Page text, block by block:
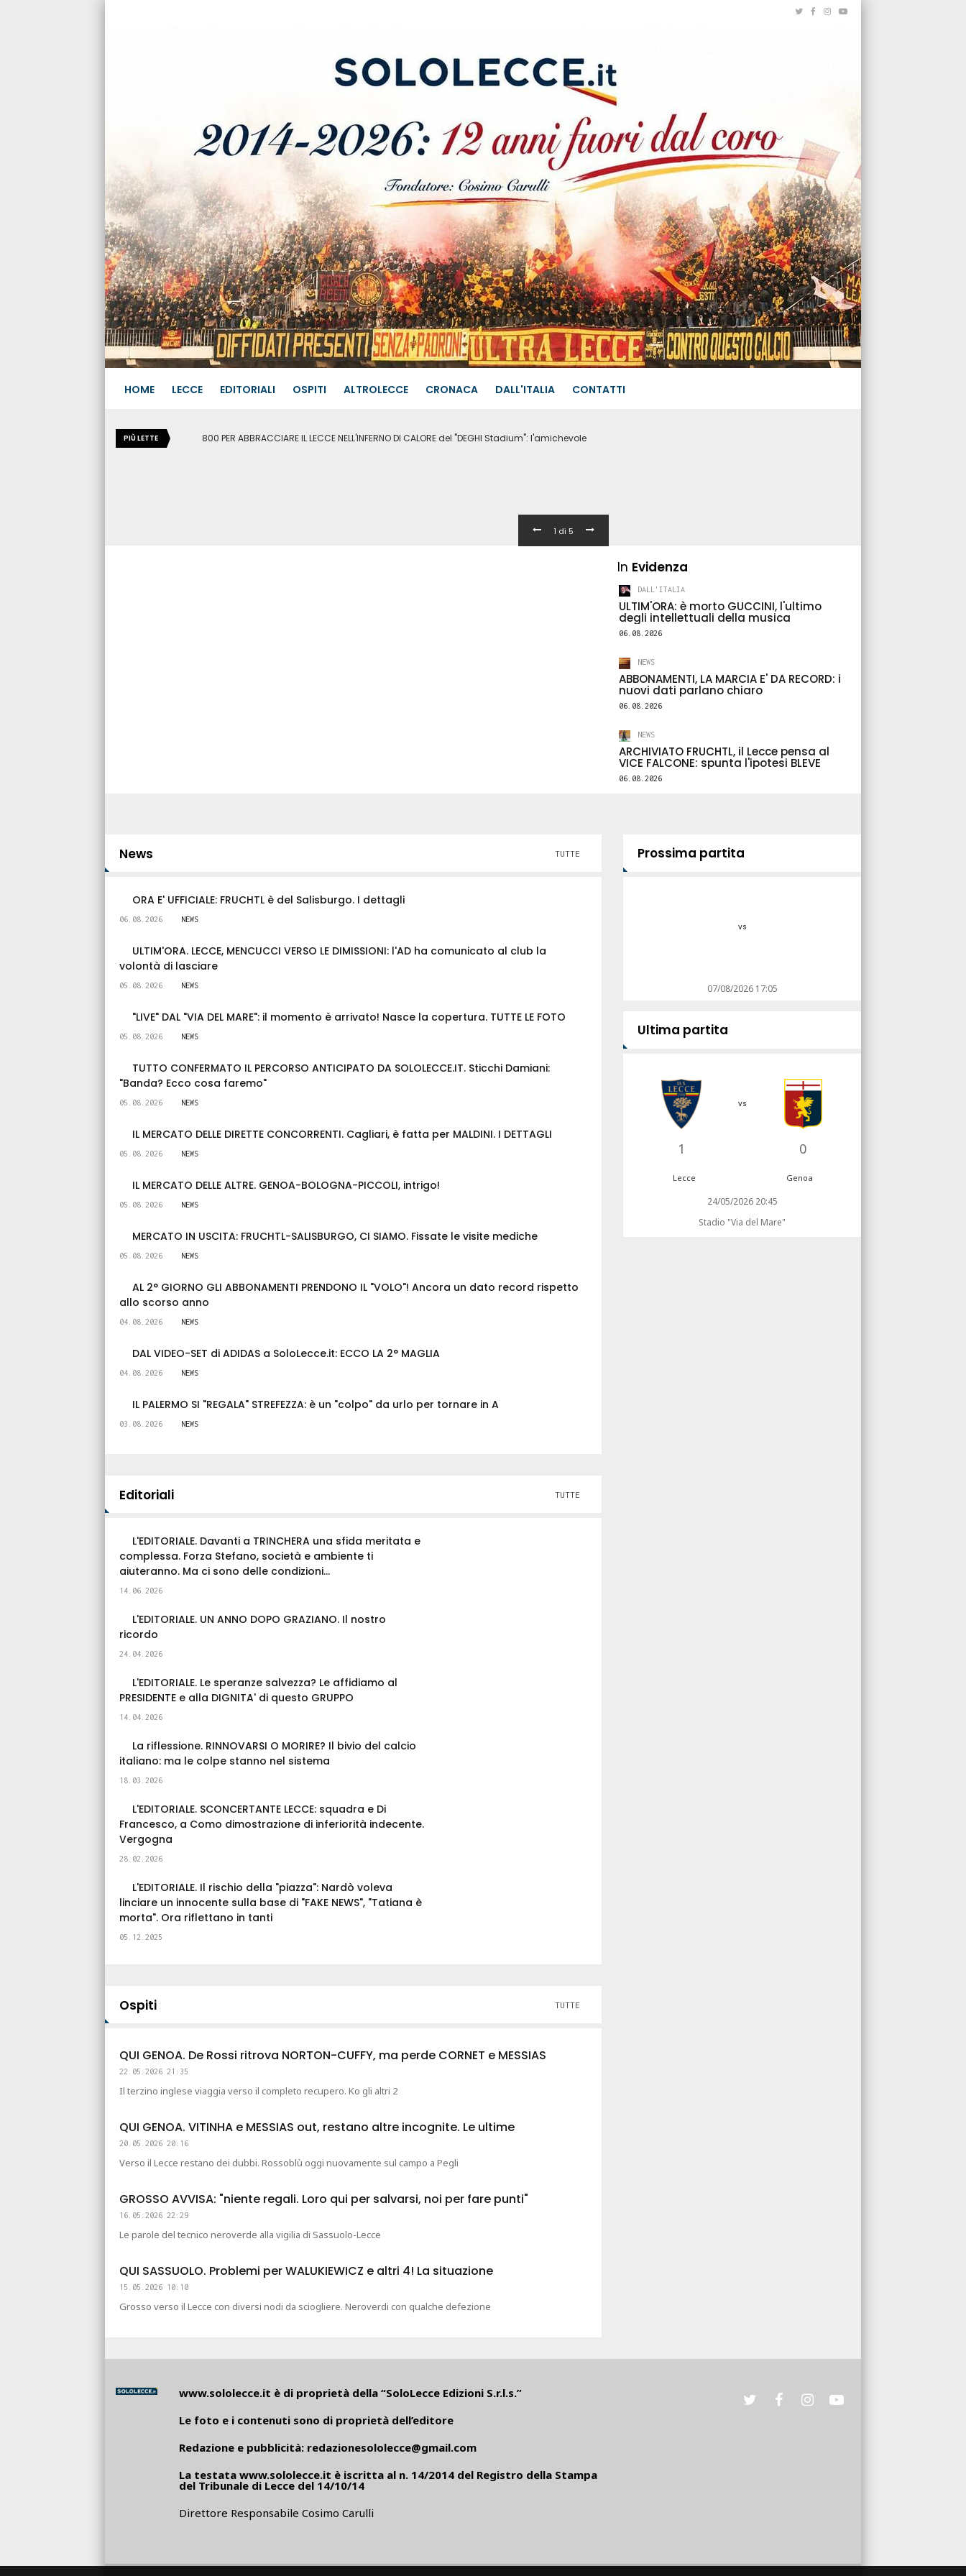
HOME LECCE EDITORIALI OSPITI ALTROLECCE CRONACA DALL'ITALIA CONTATTI
PIÙ LETTE 800 PER ABBRACCIARE IL LECCE NELL'INFERNO DI CALORE del "DEGHI Stadium": l'amichevole
CRONACA
2 di 5
In Evidenza
DALL'ITALIA
ULTIM'ORA: è morto GUCCINI, l'ultimo
degli intellettuali della musica
06.08.2026
NEWS
ABBONAMENTI, LA MARCIA E' DA RECORD: i
nuovi dati parlano chiaro
06.08.2026
NEWS
ARCHIVIATO FRUCHTL, il Lecce pensa al
VICE FALCONE: spunta l'ipotesi BLEVE
06.08.2026
NEWS
MENCUCCI SI DIMETTE PURE VIA
solo via PEC: e il Lecce non
ufficializza per dare il segnale
della sorpresa
News TUTTE
ORA E' UFFICIALE: FRUCHTL è del Salisburgo. I dettagli
06.08.2026 NEWS
ULTIM'ORA. LECCE, MENCUCCI VERSO LE DIMISSIONI: l'AD ha comunicato al club la
volontà di lasciare
05.08.2026 NEWS
"LIVE" DAL "VIA DEL MARE": il momento è arrivato! Nasce la copertura. TUTTE LE FOTO
05.08.2026 NEWS
TUTTO CONFERMATO IL PERCORSO ANTICIPATO DA SOLOLECCE.IT. Sticchi Damiani:
"Banda? Ecco cosa faremo"
05.08.2026 NEWS
IL MERCATO DELLE DIRETTE CONCORRENTI. Cagliari, è fatta per MALDINI. I DETTAGLI
05.08.2026 NEWS
IL MERCATO DELLE ALTRE. GENOA-BOLOGNA-PICCOLI, intrigo!
05.08.2026 NEWS
MERCATO IN USCITA: FRUCHTL-SALISBURGO, CI SIAMO. Fissate le visite mediche
05.08.2026 NEWS
AL 2° GIORNO GLI ABBONAMENTI PRENDONO IL "VOLO"! Ancora un dato record rispetto
allo scorso anno
04.08.2026 NEWS
DAL VIDEO-SET di ADIDAS a SoloLecce.it: ECCO LA 2° MAGLIA
04.08.2026 NEWS
IL PALERMO SI "REGALA" STREFEZZA: è un "colpo" da urlo per tornare in A
03.08.2026 NEWS
Editoriali TUTTE
L'EDITORIALE. Davanti a TRINCHERA una sfida meritata e
complessa. Forza Stefano, società e ambiente ti
aiuteranno. Ma ci sono delle condizioni...
14.06.2026
L'EDITORIALE. UN ANNO DOPO GRAZIANO. Il nostro
ricordo
24.04.2026
L'EDITORIALE. Le speranze salvezza? Le affidiamo al
PRESIDENTE e alla DIGNITA' di questo GRUPPO
14.04.2026
La riflessione. RINNOVARSI O MORIRE? Il bivio del calcio
italiano: ma le colpe stanno nel sistema
18.03.2026
L'EDITORIALE. SCONCERTANTE LECCE: squadra e Di
Francesco, a Como dimostrazione di inferiorità indecente.
Vergogna
28.02.2026
L'EDITORIALE. Il rischio della "piazza": Nardò voleva
linciare un innocente sulla base di "FAKE NEWS", "Tatiana è
morta". Ora riflettano in tanti
05.12.2025
Ospiti TUTTE
QUI GENOA. De Rossi ritrova NORTON-CUFFY, ma perde CORNET e MESSIAS
22.05.2026 21:35
Il terzino inglese viaggia verso il completo recupero. Ko gli altri 2
QUI GENOA. VITINHA e MESSIAS out, restano altre incognite. Le ultime
20.05.2026 20:16
Verso il Lecce restano dei dubbi. Rossoblù oggi nuovamente sul campo a Pegli
GROSSO AVVISA: "niente regali. Loro qui per salvarsi, noi per fare punti"
16.05.2026 22:29
Le parole del tecnico neroverde alla vigilia di Sassuolo-Lecce
QUI SASSUOLO. Problemi per WALUKIEWICZ e altri 4! La situazione
15.05.2026 10:10
Grosso verso il Lecce con diversi nodi da sciogliere. Neroverdi con qualche defezione
Prossima partita
vs
07/08/2026 17:05
Ultima partita
1
vs
0
Lecce Genoa
24/05/2026 20:45
Stadio "Via del Mare"
www.sololecce.it è di proprietà della “SoloLecce Edizioni S.r.l.s.”
Le foto e i contenuti sono di proprietà dell’editore
Redazione e pubblicità: redazionesololecce@gmail.com
La testata www.sololecce.it è iscritta al n. 14/2014 del Registro della Stampa
del Tribunale di Lecce del 14/10/14
Direttore Responsabile Cosimo Carulli